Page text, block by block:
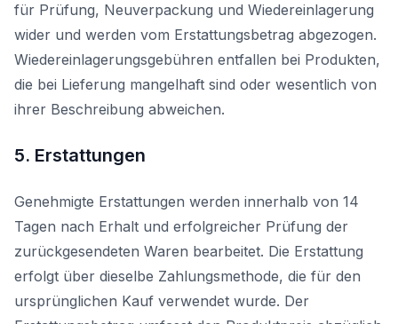
für Prüfung, Neuverpackung und Wiedereinlagerung
wider und werden vom Erstattungsbetrag abgezogen.
Wiedereinlagerungsgebühren entfallen bei Produkten,
die bei Lieferung mangelhaft sind oder wesentlich von
ihrer Beschreibung abweichen.
5. Erstattungen
Genehmigte Erstattungen werden innerhalb von 14
Tagen nach Erhalt und erfolgreicher Prüfung der
zurückgesendeten Waren bearbeitet. Die Erstattung
erfolgt über dieselbe Zahlungsmethode, die für den
ursprünglichen Kauf verwendet wurde. Der